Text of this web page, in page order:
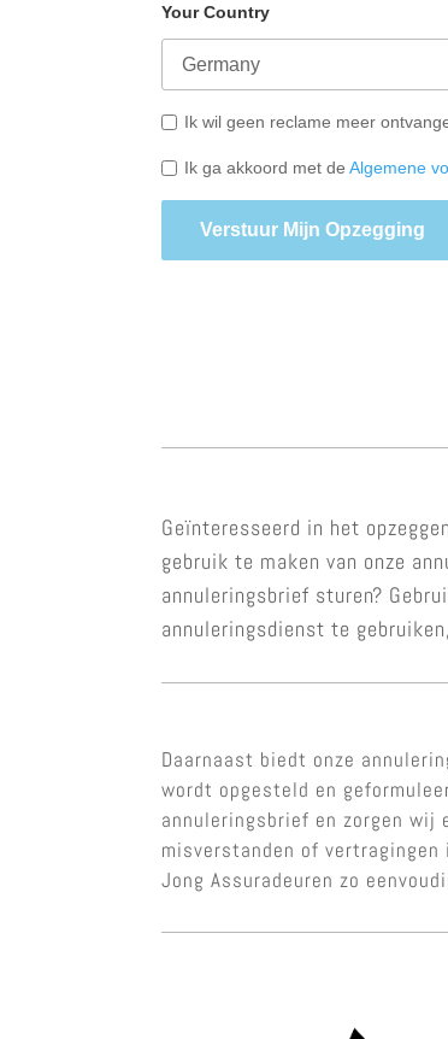
Your Country
Ik wil geen reclame meer
Ik ga akkoord met deAlgemene
Verstuur Mijn Opzegging
Geïnteresseerd in het
gebruik te maken van onze
annuleringsbrief sturen?
annuleringsdienst te
Daarnaast biedt onze
wordt opgesteld en
annuleringsbrief en zorgen wij
misverstanden of
Jong Assuradeuren zo